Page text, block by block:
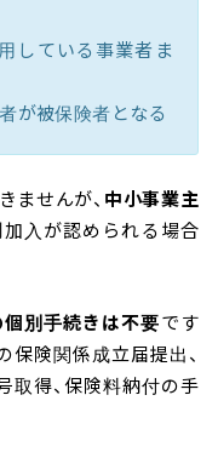
している事業者ま
が被保険者となる
ませんが、 中小事業主
入が認められる場合
別手続きは不要です
保険関係成立届提出、
取得、保険料納付の手